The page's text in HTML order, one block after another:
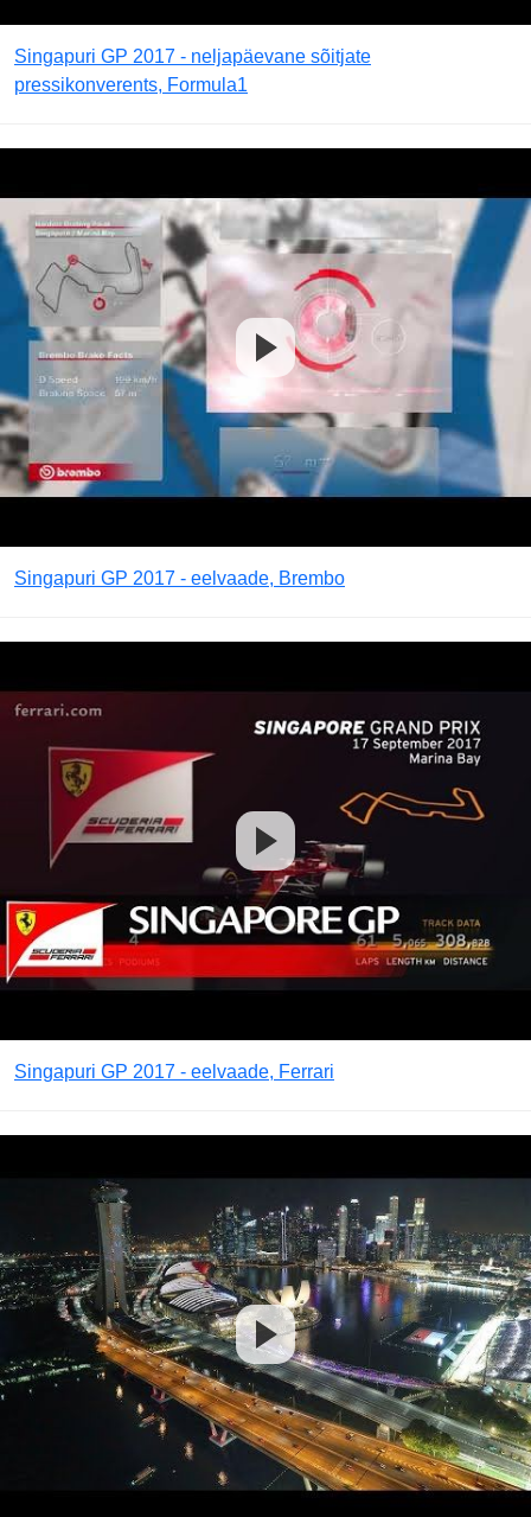
Singapuri GP 2017 - neljapäevane sõitjate
pressikonverents, Formula1
Singapuri GP 2017 - eelvaade, Brembo
Singapuri GP 2017 - eelvaade, Ferrari